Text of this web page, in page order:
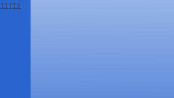
11111